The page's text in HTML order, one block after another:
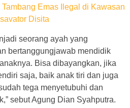
Emas Ilegal di Kawasan
Disita
seorang ayah yang
bertanggungjawab mendidik
Bisa dibayangkan, jika
saja, baik anak tiri dan juga
tega menyetubuhi dan
sebut Agung Dian Syahputra.